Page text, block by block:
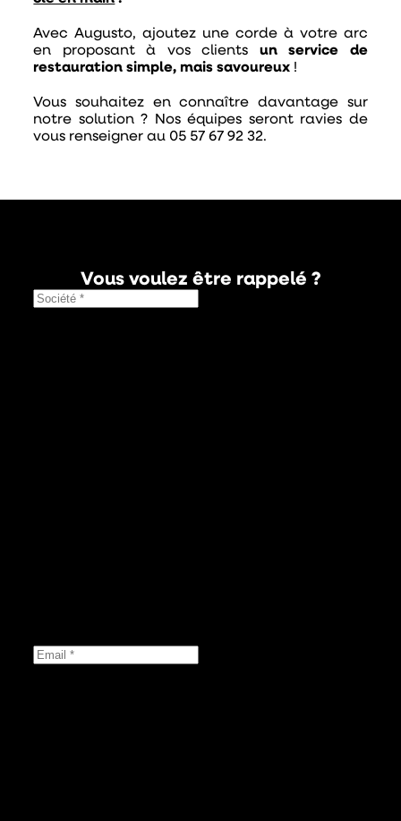
Avec Augusto, ajoutez une corde à votre arc
en proposant à vos clients un service de
restauration simple, mais savoureux !
Vous souhaitez en connaître davantage sur
notre solution ? Nos équipes seront ravies de
vous renseigner au 05 57 67 92 32.
Vous voulez être rappelé ?